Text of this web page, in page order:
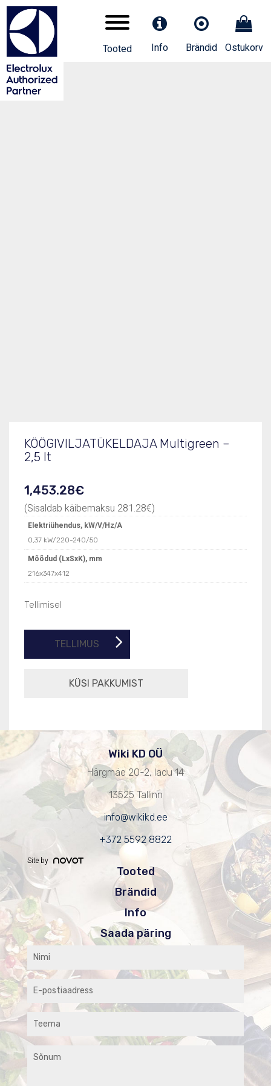
Tooted Info Brändid Ostukorv
KÖÖGIVILJATÜKELDAJA Multigreen –
2,5 lt
1,453.28€
(Sisaldab käibemaksu 281.28€)
Elektriühendus, kW/V/Hz/A
0,37 kW/220-240/50
Mõõdud (LxSxK), mm
216x347x412
Tellimisel
TELLIMUS
Wiki KD OÜ
Härgmäe 20-2, ladu 14
13525 Tallinn
info@wikikd.ee
+372 5592 8822
Site by
Tooted
Brändid
Info
Saada päring